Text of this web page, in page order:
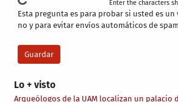
Lo + visto
Arqueólogos de la UAM localizan un palacio
Enter the characters
Esta pregunta es para probar si usted es
no y para evitar envíos automáticos de